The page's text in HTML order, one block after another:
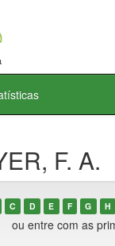
F. A.
C D E F G H
ou entre com as